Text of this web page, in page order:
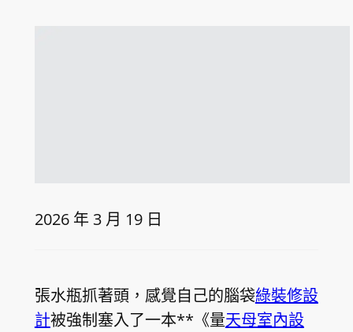
2026 年 3 月 19 日
張水瓶抓著頭，感覺自己的腦袋綠裝修設
計被強制塞入了一本**《量天母室內設